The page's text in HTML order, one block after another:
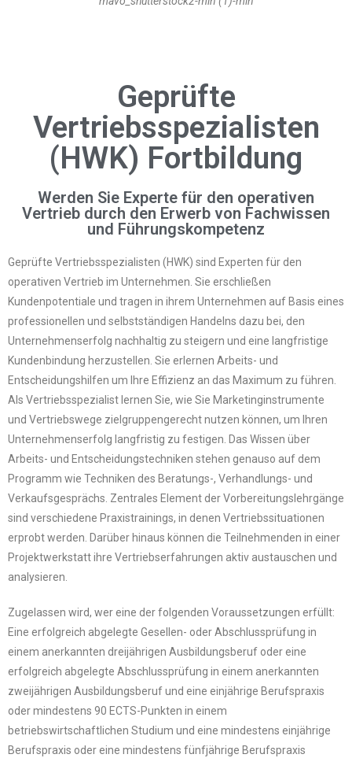
Geprüfte
Vertriebsspezialisten
(HWK) Fortbildung
Werden Sie Experte für den operativen
Vertrieb durch den Erwerb von Fachwissen
und Führungskompetenz
Geprüfte Vertriebsspezialisten (HWK) sind Experten für den
operativen Vertrieb im Unternehmen. Sie erschließen
Kundenpotentiale und tragen in ihrem Unternehmen auf Basis eines
professionellen und selbstständigen Handelns dazu bei, den
Unternehmenserfolg nachhaltig zu steigern und eine langfristige
Kundenbindung herzustellen. Sie erlernen Arbeits- und
Entscheidungshilfen um Ihre Effizienz an das Maximum zu führen.
Als Vertriebsspezialist lernen Sie, wie Sie Marketinginstrumente
und Vertriebswege zielgruppengerecht nutzen können, um Ihren
Unternehmenserfolg langfristig zu festigen. Das Wissen über
Arbeits- und Entscheidungstechniken stehen genauso auf dem
Programm wie Techniken des Beratungs-, Verhandlungs- und
Verkaufsgesprächs. Zentrales Element der Vorbereitungslehrgänge
sind verschiedene Praxistrainings, in denen Vertriebssituationen
erprobt werden. Darüber hinaus können die Teilnehmenden in einer
Projektwerkstatt ihre Vertriebserfahrungen aktiv austauschen und
analysieren.
Zugelassen wird, wer eine der folgenden Voraussetzungen erfüllt:
Eine erfolgreich abgelegte Gesellen- oder Abschlussprüfung in
einem anerkannten dreijährigen Ausbildungsberuf oder eine
erfolgreich abgelegte Abschlussprüfung in einem anerkannten
zweijährigen Ausbildungsberuf und eine einjährige Berufspraxis
oder mindestens 90 ECTS-Punkten in einem
betriebswirtschaftlichen Studium und eine mindestens einjährige
Berufspraxis oder eine mindestens fünfjährige Berufspraxis